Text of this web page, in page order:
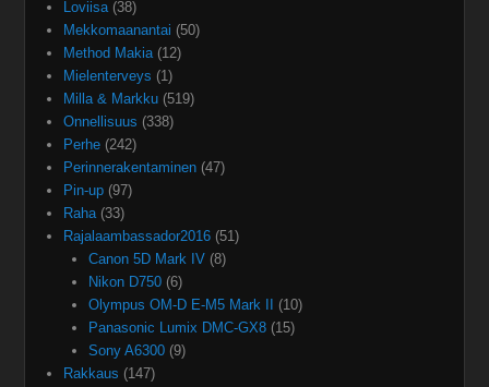
Loviisa(38)
Mekkomaanantai (50)
Method Makia(12)
Mielenterveys (1)
Milla & Markku (519)
Onnellisuus (338)
Perhe (242)
Perinnerakentaminen (47)
Pin-up (97)
Raha(33)
Rajalaambassador2016 (51)
Canon 5D Mark IV(8)
Nikon D750(6)
Olympus OM-D E-M5 Mark II
(10)
Panasonic Lumix DMC-GX8(15)
Sony A6300(9)
Rakkaus (147)